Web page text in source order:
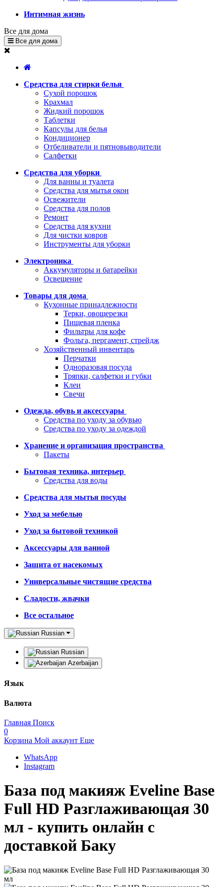
Интимная жизнь
Все для дома
Все для дома
Средства для стирки белья
Сухой порошок
Крахмал
Жидкий порошок
Таблетки
Капсулы для белья
Кондиционер
Отбеливатели и пятновыводители
Салфетки
Средства для уборки
Для ванны и туалета
Средства для мытья окон
Освежители
Средства для полов
Ремонт
Средства для кухни
Для чистки ковров
Инструменты для уборки
Электроника
Аккумуляторы и батарейки
Освещение
Товары для дома
Кухонные принадлежности
Терки, овощерезки
Пищевая пленка
Фильтры для кофе
Фольга, пергамент, стрейдж
Хозяйственный инвентарь
Перчатки
Одноразовая посуда
Тряпки, салфетки и губки
Клеи
Свечи
Одежда, обувь и аксессуары
Средства по уходу за обувью
Средства по уходу за одеждой
Хранение и организация пространства
Пакеты
Бытовая техника, интерьер
Средства для воды
Средства для мытья посуды
Уход за мебелью
Уход за бытовой техникой
Аксессуары для ванной
Защита от насекомых
Универсальные чистящие средства
Сладости, жвачки
Все остальное
Russian
Russian
Azerbaijan
Язык
Валюта
Главная Поиск
0
Корзина Мой аккаунт Еще
WhatsApp
Instagram
База под макияж Eveline Base
Full HD Разглаживающая 30
мл - купить онлайн с
доставкой Баку